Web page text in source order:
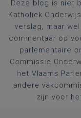
Deze blog is niet
Katholiek
verslag, maar
commentaar op
parlementaire
Commissie
het Vlaams
andere
zijn voor